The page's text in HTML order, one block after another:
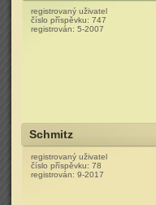
registrovaný uživatel
číslo příspěvku: 747
registrován: 5-2007
Schmitz
registrovaný uživatel
číslo příspěvku: 78
registrován: 9-2017